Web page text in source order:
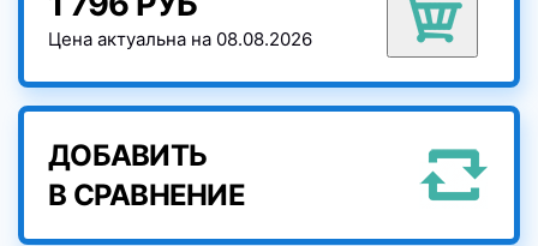
Цена актуальна на 08.08.2026
ДОБАВИТЬ
В СРАВНЕНИЕ